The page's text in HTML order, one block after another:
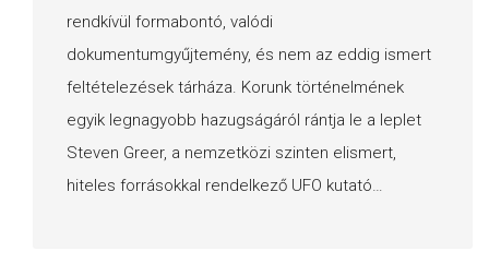
rendkívül formabontó, valódi
dokumentumgyűjtemény, és nem az eddig ismert
feltételezések tárháza. Korunk történelmének
egyik legnagyobb hazugságáról rántja le a leplet
Steven Greer, a nemzetközi szinten elismert,
hiteles forrásokkal rendelkező UFO kutató…